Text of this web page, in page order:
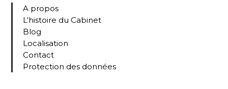
A propos
L’histoire du Cabinet
Blog
Localisation
Contact
Protection des données